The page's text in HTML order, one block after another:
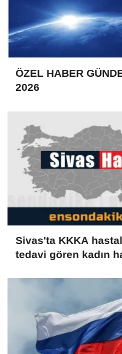
ÖZEL HABER
2026
Sivas'ta KKKA
tedavi gören kadın